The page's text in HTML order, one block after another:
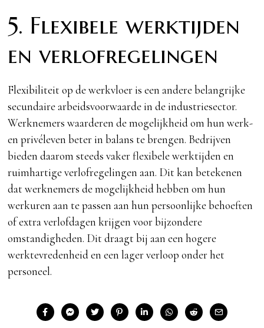
5. Flexibele werktijden
en verlofregelingen
Flexibiliteit op de werkvloer is een andere belangrijke
secundaire arbeidsvoorwaarde in de industriesector.
Werknemers waarderen de mogelijkheid om hun werk-
en privéleven beter in balans te brengen. Bedrijven
bieden daarom steeds vaker flexibele werktijden en
ruimhartige verlofregelingen aan. Dit kan betekenen
dat werknemers de mogelijkheid hebben om hun
werkuren aan te passen aan hun persoonlijke behoeften
of extra verlofdagen krijgen voor bijzondere
omstandigheden. Dit draagt bij aan een hogere
werktevredenheid en een lager verloop onder het
personeel.